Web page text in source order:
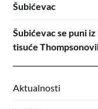
Šubićevac
Šubićevac se puni
tisuće
Aktualnosti